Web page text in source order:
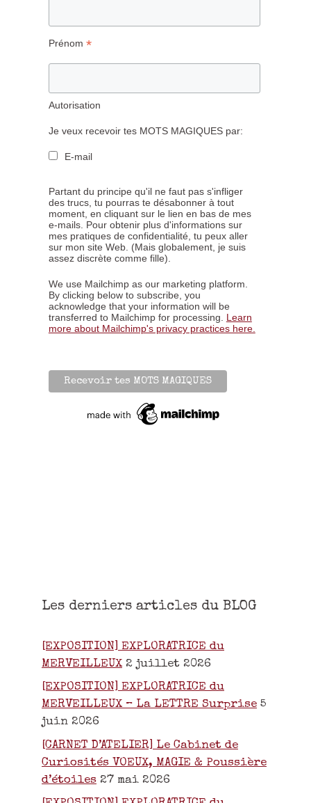
Prénom *
Autorisation
Je veux recevoir tes MOTS MAGIQUES par:
E-mail
Partant du principe qu'il ne faut pas s'infliger
des trucs, tu pourras te désabonner à tout
moment, en cliquant sur le lien en bas de mes
e-mails. Pour obtenir plus d'informations sur
mes pratiques de confidentialité, tu peux aller
sur mon site Web. (Mais globalement, je suis
assez discrète comme fille).
We use Mailchimp as our marketing platform.
By clicking below to subscribe, you
acknowledge that your information will be
transferred to Mailchimp for processing. Learn
more about Mailchimp's privacy practices here.
Les derniers articles du BLOG
[EXPOSITION] EXPLORATRICE du
MERVEILLEUX 2 juillet 2026
[EXPOSITION] EXPLORATRICE du
MERVEILLEUX – La LETTRE Surprise 5
juin 2026
[CARNET D’ATELIER] Le Cabinet de
Curiosités VOEUX, MAGIE & Poussière
d’étoiles 27 mai 2026